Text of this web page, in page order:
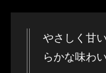
やさしく甘
らかな味わ